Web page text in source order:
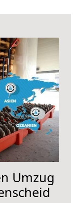
Umzug